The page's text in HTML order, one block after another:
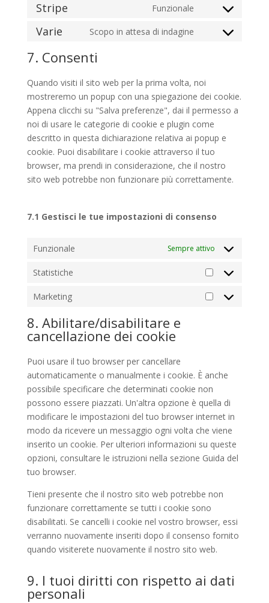
woocommerce
wordpress
Stripe Funzionale
Consent
Varie Scopo in attesa di indagine
Consent
varie
7. Consenti
Quando visiti il sito web per la prima volta, noi
mostreremo un popup con una spiegazione dei cookie.
Appena clicchi su "Salva preferenze", dai il permesso a
noi di usare le categorie di cookie e plugin come
descritto in questa dichiarazione relativa ai popup e
cookie. Puoi disabilitare i cookie attraverso il tuo
browser, ma prendi in considerazione, che il nostro
sito web potrebbe non funzionare più correttamente.
7.1 Gestisci le tue impostazioni di consenso
Funzionale Sempre attivo
Statistiche
Statistiche
Marketing
Marketing
8. Abilitare/disabilitare e
cancellazione dei cookie
Puoi usare il tuo browser per cancellare
automaticamente o manualmente i cookie. È anche
possibile specificare che determinati cookie non
possono essere piazzati. Un'altra opzione è quella di
modificare le impostazioni del tuo browser internet in
modo da ricevere un messaggio ogni volta che viene
inserito un cookie. Per ulteriori informazioni su queste
opzioni, consultare le istruzioni nella sezione Guida del
tuo browser.
Tieni presente che il nostro sito web potrebbe non
funzionare correttamente se tutti i cookie sono
disabilitati. Se cancelli i cookie nel vostro browser, essi
verranno nuovamente inseriti dopo il consenso fornito
quando visiterete nuovamente il nostro sito web.
9. I tuoi diritti con rispetto ai dati
personali